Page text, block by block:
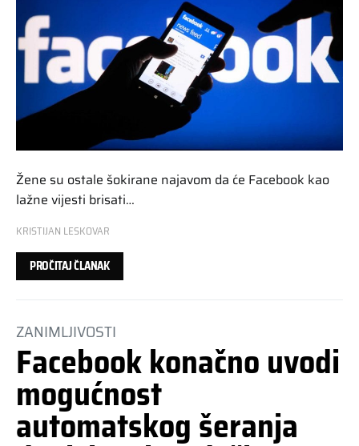
Žene su ostale šokirane najavom da će Facebook kao
lažne vijesti brisati…
KRISTIJAN LESKOVAR
PROČITAJ ČLANAK
ZANIMLJIVOSTI
Facebook konačno uvodi
mogućnost
automatskog šeranja